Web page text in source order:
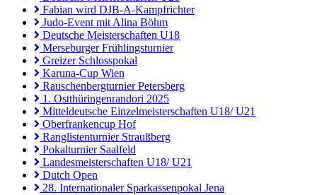
Fabian wird DJB-A-Kampfrichter
Judo-Event mit Alina Böhm
Deutsche Meisterschaften U18
Merseburger Frühlingsturnier
Greizer Schlosspokal
Karuna-Cup Wien
Rauschenbergturnier Petersberg
1. Ostthüringenrandori 2025
Mitteldeutsche Einzelmeisterschaften U18/ U21
Oberfrankencup Hof
Ranglistenturnier Straußberg
Pokalturnier Saalfeld
Landesmeisterschaften U18/ U21
Dutch Open
28. Internationaler Sparkassenpokal Jena